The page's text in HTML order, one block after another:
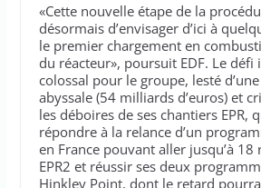
«Cette nouvelle étape de la
désormais d’envisager d’ici à
le premier chargement en
du réacteur», poursuit EDF. Le défi
colossal pour le groupe, lesté
abyssale (54 milliards d’euros) et
les déboires de ses chantiers EPR,
répondre à la relance d’un
en France pouvant aller jusqu’à 18
EPR2 et réussir ses deux
Hinkley Point, dont le retard